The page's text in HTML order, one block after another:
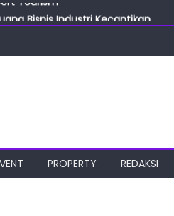
Bisnis Industri Kecantikan
Tourism
PROPERTY REDAKSI